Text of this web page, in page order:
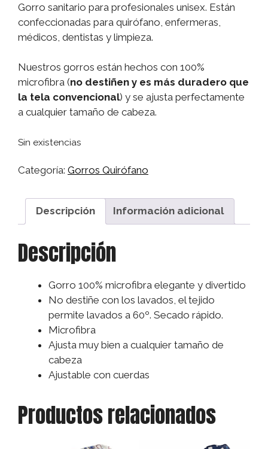
Gorro sanitario para profesionales unisex. Están
confeccionadas para quirófano, enfermeras,
médicos, dentistas y limpieza.
Nuestros gorros están hechos con 100%
microfibra (no destiñen y es más duradero que
la tela convencional) y se ajusta perfectamente
a cualquier tamaño de cabeza.
Sin existencias
Categoría: Gorros Quirófano
Descripción Información adicional
Descripción
Gorro 100% microfibra elegante y divertido
No destiñe con los lavados, el tejido
permite lavados a 60º. Secado rápido.
Microfibra
Ajusta muy bien a cualquier tamaño de
cabeza
Ajustable con cuerdas
Productos relacionados